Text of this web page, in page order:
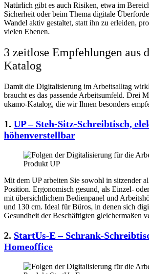
Natürlich gibt es auch Risiken, etwa im
Sicherheit oder beim Thema digitale
Wandel aktiv gestaltet, statt ihn zu erleiden,
vielen Ebenen.
3 zeitlose Empfehlungen aus
Katalog
Damit die Digitalisierung im Arbeitsalltag
braucht es das passende Arbeitsumfeld. Drei
ukamo-Katalog, die wir Ihnen besonders
1. UP – Steh-Sitz-Schreibtisch,
höhenverstellbar
Mit dem UP arbeiten Sie sowohl in sitzender
Position. Ergonomisch gesund, als Einzel-
mit übersichtlichem Bedienpanel und
und 130 cm. Ideal für Büros, in denen sich
Gesundheit der Beschäftigten gleichermaßen
2. StartUs-E – Schrank-
Homeoffice